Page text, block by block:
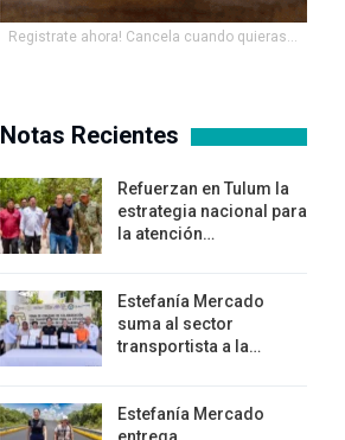
Registrate ahora! Cancela cuando quieras...
Notas Recientes
Refuerzan en Tulum la
estrategia nacional para
la atención…
Estefanía Mercado
suma al sector
transportista a la…
Estefanía Mercado
entrega